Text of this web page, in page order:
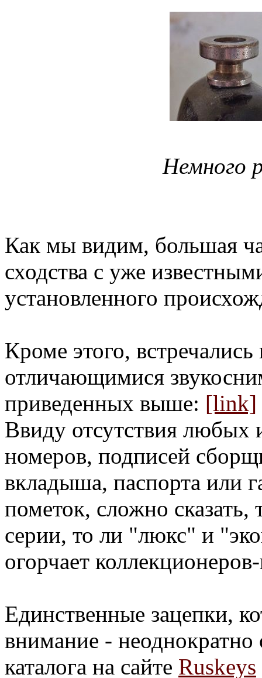
Немного
Как мы видим, большая
сходства с уже
установленного
Кроме этого,
отличающимися
приведенных выше: [link]
Ввиду отсутствия любых
номеров, подписей
вкладыша, паспорта или
пометок, сложно сказать,
серии, то ли "люкс" и
огорчает
Единственные зацепки,
внимание -
каталога на сайте Ruskeys